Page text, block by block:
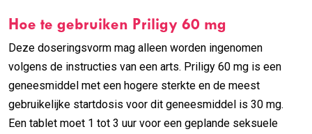
Hoe te gebruiken Priligy 60 mg
Deze doseringsvorm mag alleen worden ingenomen
volgens de instructies van een arts. Priligy 60 mg is een
geneesmiddel met een hogere sterkte en de meest
gebruikelijke startdosis voor dit geneesmiddel is 30 mg.
Een tablet moet 1 tot 3 uur voor een geplande seksuele